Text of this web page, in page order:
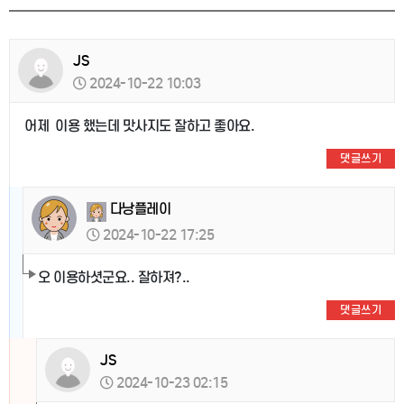
JS
2024-10-22 10:03
어제 이용 했는데 맛사지도 잘하고 좋아요.
댓글쓰기
다낭플레이
2024-10-22 17:25
오 이용하셧군요.. 잘하져?..
댓글쓰기
JS
2024-10-23 02:15